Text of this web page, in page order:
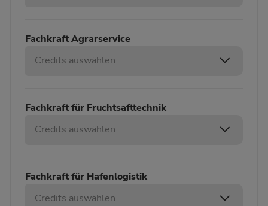
Fachkraft Agrarservice
Credits auswählen
Fachkraft für Fruchtsafttechnik
Credits auswählen
Fachkraft für Hafenlogistik
Credits auswählen